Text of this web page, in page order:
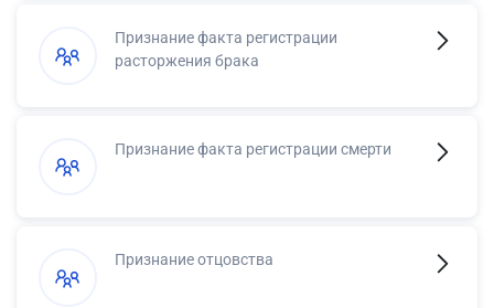
Признание факта регистрации
расторжения брака
Признание факта регистрации смерти
Признание отцовства